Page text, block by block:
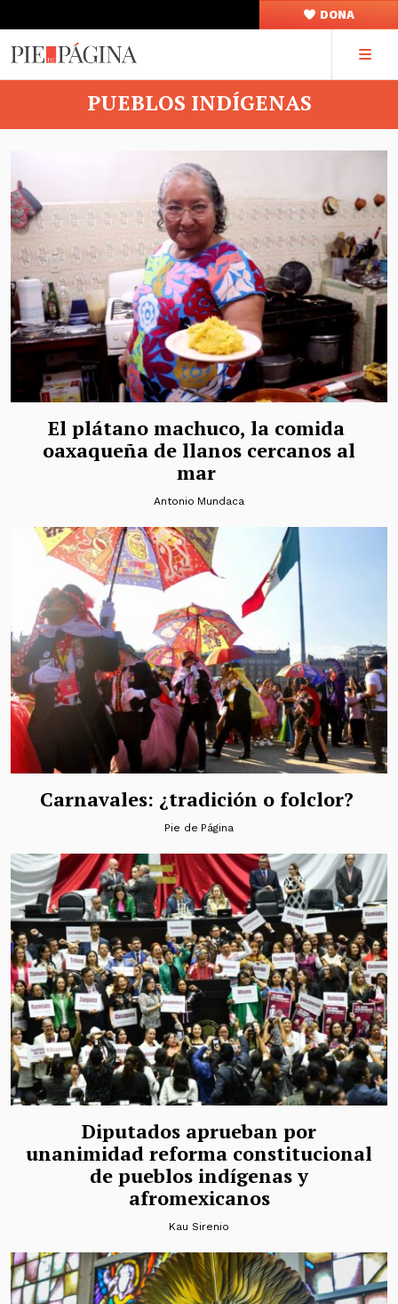
DONA
PUEBLOS INDÍGENAS
El plátano machuco, la comida
oaxaqueña de llanos cercanos al
mar
Antonio Mundaca
Carnavales: ¿tradición o folclor?
Pie de Página
Diputados aprueban por
unanimidad reforma constitucional
de pueblos indígenas y
afromexicanos
Kau Sirenio